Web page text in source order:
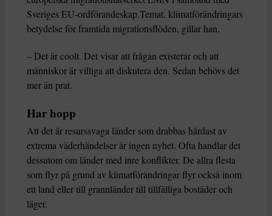
Sveriges EU-ordförandeskap.Temat, klimatförändringars
betydelse för framtida migrationsflöden, gillar han.
– Det är coolt. Det visar att frågan existerar och att
människor är villiga att diskutera den. Sedan behövs det
mer än prat.
Har hopp
Att det är resurssvaga länder som drabbas hårdast av
extrema väderhändelser är ingen nyhet. Ofta handlar det
dessutom om länder med inre konflikter. De allra flesta
som flyr på grund av klimatförändringar flyr också inom
ett land eller till grannländer till tillfälliga bostäder och
läger.